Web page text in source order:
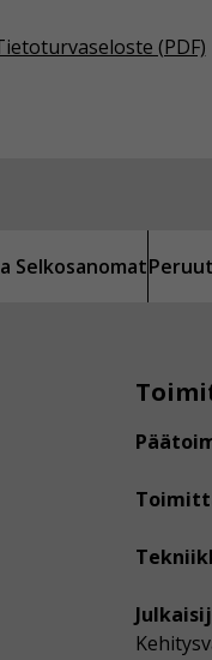
(PDF)
Selkosanomat